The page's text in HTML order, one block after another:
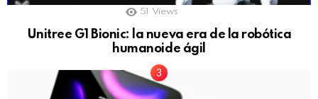
51 Views
Unitree G1 Bionic: la nueva era de la robótica
humanoide ágil